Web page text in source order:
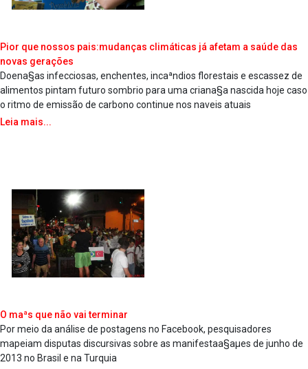
Pior que nossos pais:mudanças climáticas já afetam a saúde das
novas gerações
Doena§as infecciosas, enchentes, incaªndios florestais e escassez de
alimentos pintam futuro sombrio para uma criana§a nascida hoje caso
o ritmo de emissão de carbono continue nos na­veis atuais
Leia mais...
O maªs que não vai terminar
Por meio da análise de postagens no Facebook, pesquisadores
mapeiam disputas discursivas sobre as manifestaa§aµes de junho de
2013 no Brasil e na Turquia